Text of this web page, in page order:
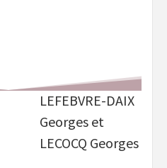
LEFEBVRE-DAIX
Georges et
LECOCQ Georges